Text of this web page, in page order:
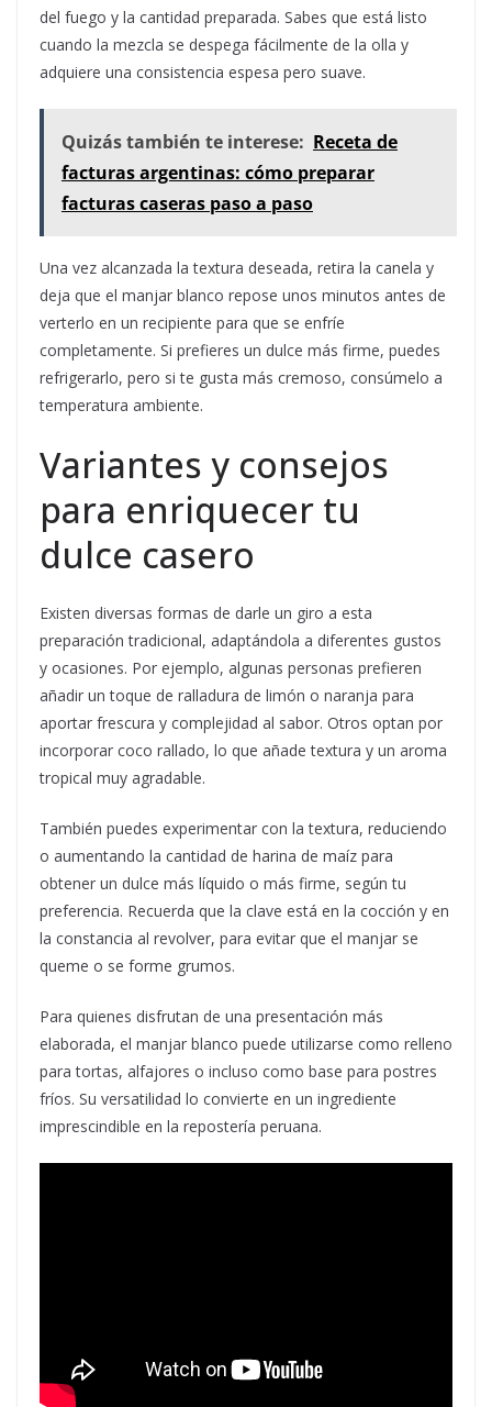
del fuego y la cantidad preparada. Sabes que está listo
cuando la mezcla se despega fácilmente de la olla y
adquiere una consistencia espesa pero suave.
Quizás también te interese: Receta de
facturas argentinas: cómo preparar
facturas caseras paso a paso
Una vez alcanzada la textura deseada, retira la canela y
deja que el manjar blanco repose unos minutos antes de
verterlo en un recipiente para que se enfríe
completamente. Si prefieres un dulce más firme, puedes
refrigerarlo, pero si te gusta más cremoso, consúmelo a
temperatura ambiente.
Variantes y consejos
para enriquecer tu
dulce casero
Existen diversas formas de darle un giro a esta
preparación tradicional, adaptándola a diferentes gustos
y ocasiones. Por ejemplo, algunas personas prefieren
añadir un toque de ralladura de limón o naranja para
aportar frescura y complejidad al sabor. Otros optan por
incorporar coco rallado, lo que añade textura y un aroma
tropical muy agradable.
También puedes experimentar con la textura, reduciendo
o aumentando la cantidad de harina de maíz para
obtener un dulce más líquido o más firme, según tu
preferencia. Recuerda que la clave está en la cocción y en
la constancia al revolver, para evitar que el manjar se
queme o se forme grumos.
Para quienes disfrutan de una presentación más
elaborada, el manjar blanco puede utilizarse como relleno
para tortas, alfajores o incluso como base para postres
fríos. Su versatilidad lo convierte en un ingrediente
imprescindible en la repostería peruana.